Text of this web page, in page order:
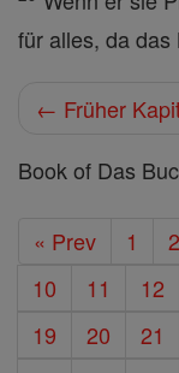
für alles, da das
← Früher
Book of Das
« Prev 1 2
10
11 12
19
20 21